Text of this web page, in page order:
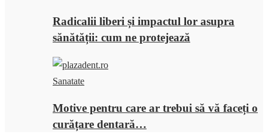
Radicalii liberi și impactul lor asupra
sănătății: cum ne protejează
Sanatate
Motive pentru care ar trebui să vă faceți o
curățare dentară…